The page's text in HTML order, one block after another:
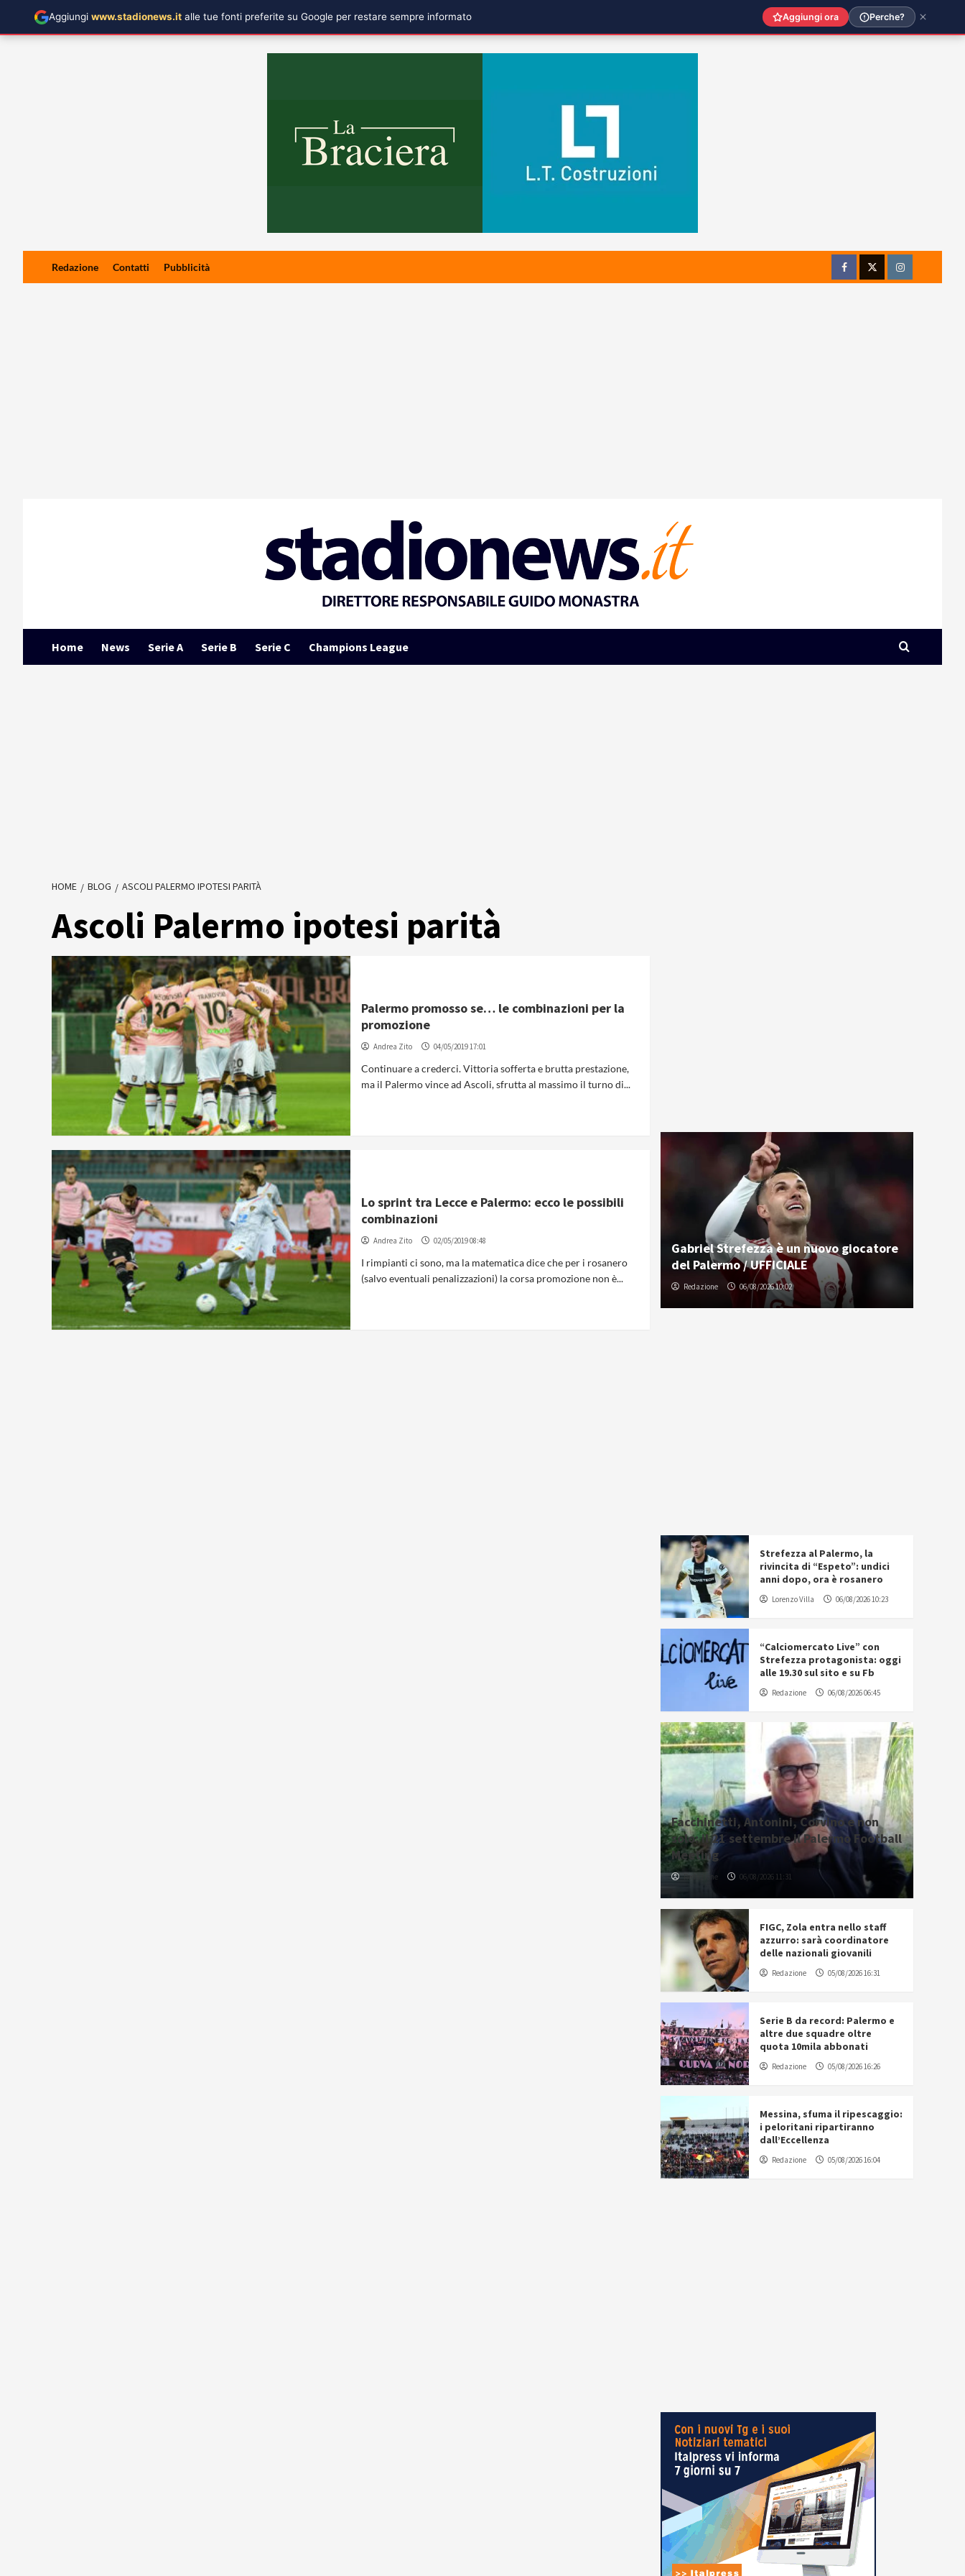
Redazione Contatti Pubblicità
FacebookTwitterInstagram
Home News Serie A Serie B Serie C Champions League
HOME BLOG ASCOLI PALERMO IPOTESI PARITÀ
Ascoli Palermo ipotesi parità
Palermo promosso se… le combinazioni per la
promozione
Andrea Zito 04/05/2019 17:01
Continuare a crederci. Vittoria sofferta e brutta prestazione,
ma il Palermo vince ad Ascoli, sfrutta al massimo il turno di...
Lo sprint tra Lecce e Palermo: ecco le possibili
combinazioni
Andrea Zito 02/05/2019 08:48
I rimpianti ci sono, ma la matematica dice che per i rosanero
(salvo eventuali penalizzazioni) la corsa promozione non è...
Gabriel Strefezza è un nuovo giocatore
del Palermo / UFFICIALE
Redazione 06/08/2026 10:02
Strefezza al Palermo, la
rivincita di “Espeto”: undici
anni dopo, ora è rosanero
Lorenzo Villa 06/08/2026 10:23
“Calciomercato Live” con
Strefezza protagonista: oggi
alle 19.30 sul sito e su Fb
Redazione 06/08/2026 06:45
Facchinetti, Antonini, Corvino e non
solo: il 21 settembre il Palermo Football
Meeting
Redazione 06/08/2026 11:31
FIGC, Zola entra nello staff
azzurro: sarà coordinatore
delle nazionali giovanili
Redazione 05/08/2026 16:31
Serie B da record: Palermo e
altre due squadre oltre
quota 10mila abbonati
Redazione 05/08/2026 16:26
Messina, sfuma il ripescaggio:
i peloritani ripartiranno
dall’Eccellenza
Redazione 05/08/2026 16:04
Aggiungi www.stadionews.it alle tue fonti preferite su Google per restare sempre informato Aggiungi ora Perche?